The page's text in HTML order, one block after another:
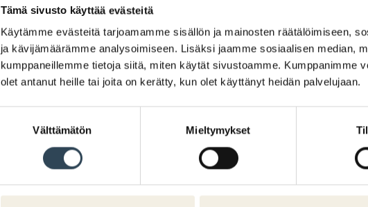
Tämä sivusto käyttää evästeitä
Käytämme evästeitä tarjoamamme sisällön ja mainosten räätälöimiseen,
ja kävijämäärämme analysoimiseen. Lisäksi jaamme sosiaalisen median,
kumppaneillemme tietoja siitä, miten käytät sivustoamme. Kumppanimme
olet antanut heille tai joita on kerätty, kun olet käyttänyt heidän palvelujaan.
Välttämätön Mieltymykset
Edullisesti
Arabiasta.
Hinnat
Tarjouksen